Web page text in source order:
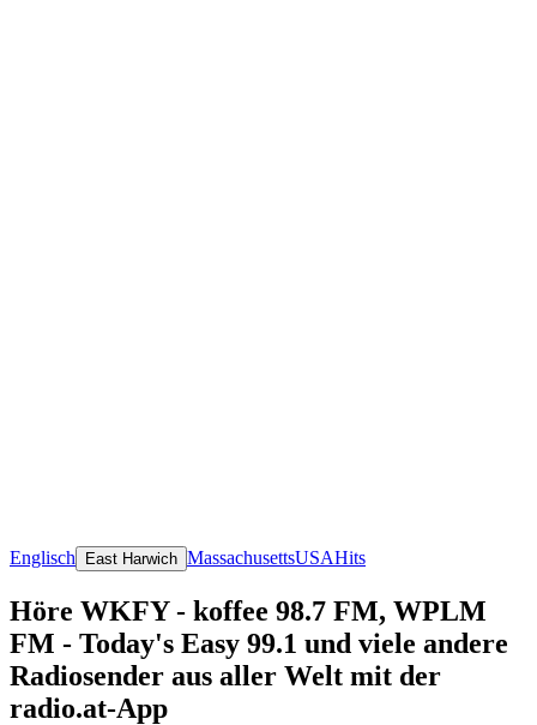
Englisch East Harwich MassachusettsUSAHits
Höre WKFY - koffee 98.7 FM, WPLM
FM - Today's Easy 99.1 und viele andere
Radiosender aus aller Welt mit der
radio.at-App